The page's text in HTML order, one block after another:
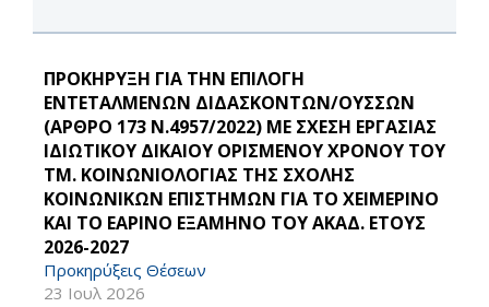
ΠΡΟΚΗΡΥΞΗ ΓΙΑ ΤΗΝ ΕΠΙΛΟΓΗ
ΕΝΤΕΤΑΛΜΕΝΩΝ ΔΙΔΑΣΚΟΝΤΩΝ/ΟΥΣΣΩΝ
(ΑΡΘΡΟ 173 Ν.4957/2022) ΜΕ ΣΧΕΣΗ ΕΡΓΑΣΙΑΣ
ΙΔΙΩΤΙΚΟΥ ΔΙΚΑΙΟΥ ΟΡΙΣΜΕΝΟΥ ΧΡΟΝΟΥ ΤΟΥ
ΤΜ. ΚΟΙΝΩΝΙΟΛΟΓΙΑΣ ΤΗΣ ΣΧΟΛΗΣ
ΚΟΙΝΩΝΙΚΩΝ ΕΠΙΣΤΗΜΩΝ ΓΙΑ ΤΟ ΧΕΙΜΕΡΙΝΟ
ΚΑΙ ΤΟ ΕΑΡΙΝΟ ΕΞΑΜΗΝΟ ΤΟΥ ΑΚΑΔ. ΕΤΟΥΣ
2026-2027
Προκηρύξεις Θέσεων
23 Ιουλ 2026